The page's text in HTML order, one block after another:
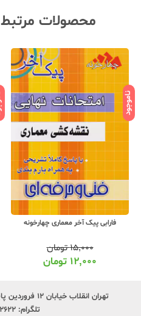
محصولات
ناموجود
فارابی پیک آخر معماری چهارخونه
۱۵,۰۰۰تومان
۱۲,۰۰۰ تومان
تهران انقلاب خیابان ۱۲ فروردین پایین تر از وحید نظری پلاک ۲۴۹
تلگرام: